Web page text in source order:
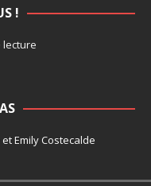
!
lecture
Emily Costecalde